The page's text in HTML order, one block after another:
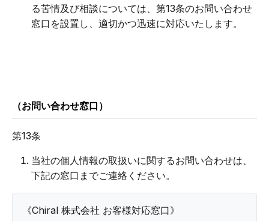
る苦情及び相談については、第13条のお問い合わせ
窓口を設置し、適切かつ迅速に対応いたします。
（お問い合わせ窓口）
第13条
当社の個人情報の取扱いに関するお問い合わせは、
下記の窓口までご連絡ください。
《Chiral 株式会社 お客様対応窓口》